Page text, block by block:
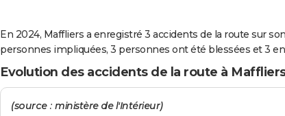
En 2024, Maffliers a enregistré 3 accidents de la route sur
personnes impliquées, 3 personnes ont été blessées et 3
Evolution des accidents de la route à
(source : ministère de l'Intérieur)